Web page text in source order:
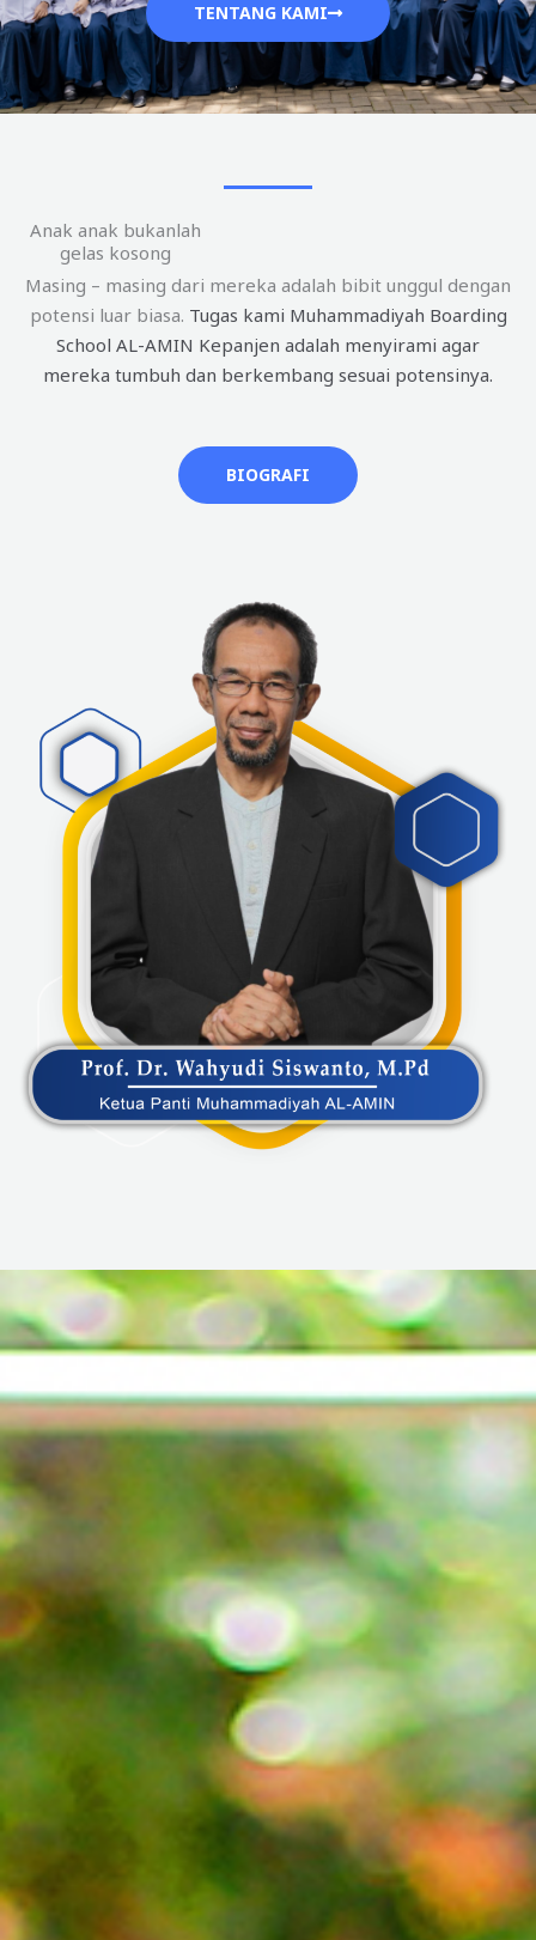
TENTANG KAMI
Anak anak bukanlah
gelas kosong
Masing – masing dari mereka adalah bibit unggul dengan
potensi luar biasa. Tugas kami Muhammadiyah Boarding
School AL-AMIN Kepanjen adalah menyirami agar
mereka tumbuh dan berkembang sesuai potensinya.
BIOGRAFI